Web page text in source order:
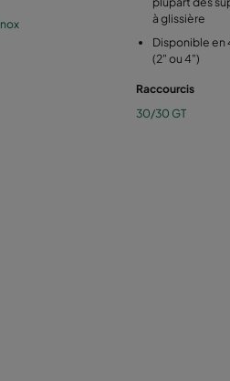
à glissière
Disponible en
(2" ou 4")
Raccourcis
30/30 GT